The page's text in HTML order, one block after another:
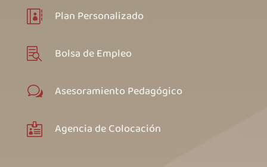
 Plan Personalizado
 Bolsa de Empleo
w Asesoramiento Pedagógico
 Agencia de Colocación